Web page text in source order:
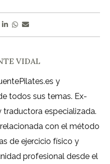
VIDAL
y
todos sus temas. Ex-
traductora especializada.
con el método
de ejercicio físico y
profesional desde el